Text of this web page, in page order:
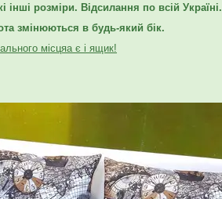
розміри. Відсилання по всій Україні.
змінюються в будь-який бік.
місцяа є і ящик!